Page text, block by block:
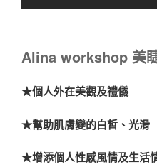
Alina workshop 美
★個人外在美觀及禮儀
★幫助肌膚變的白皙、光滑
★增添個人性感風情及生活